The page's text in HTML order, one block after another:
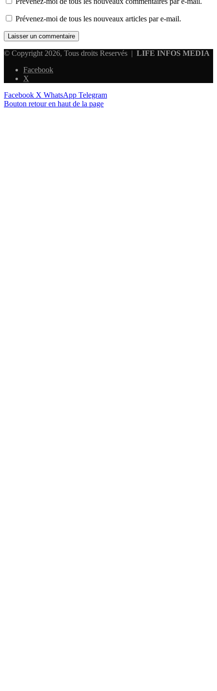
Prévenez-moi de tous les nouveaux articles par e-mail.
© Copyright 2026, Tous droits Reservés | LIFE INFOS MEDIA
Facebook
X
Facebook X WhatsApp Telegram
Bouton retour en haut de la page